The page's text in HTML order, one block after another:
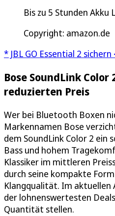
Bis zu 5 Stunden Akku
Copyright: amazon.de
* JBL GO Essential 2
Bose SoundLink
reduzierten Preis
Wer bei Bluetooth Boxen
Markennamen Bose
dem SoundLink Color 2
Bass und hohem
Klassiker im mittleren
durch seine kompakte
Klangqualität. Im aktuellen
der lohnenswertesten
Quantität stellen.